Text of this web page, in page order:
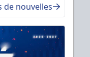
de nouvelles